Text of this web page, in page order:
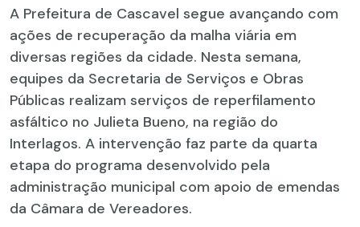
A Prefeitura de Cascavel segue avançando com
ações de recuperação da malha viária em
diversas regiões da cidade. Nesta semana,
equipes da Secretaria de Serviços e Obras
Públicas realizam serviços de reperfilamento
asfáltico no Julieta Bueno, na região do
Interlagos. A intervenção faz parte da quarta
etapa do programa desenvolvido pela
administração municipal com apoio de emendas
da Câmara de Vereadores.